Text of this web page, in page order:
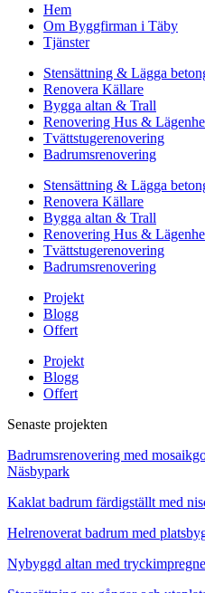
Hem
Om Byggfirman i Täby
Tjänster
Stensättning & Lägga
Renovera Källare
Bygga altan & Trall
Renovering Hus &
Tvättstugerenovering
Badrumsrenovering
Stensättning & Lägga
Renovera Källare
Bygga altan & Trall
Renovering Hus &
Tvättstugerenovering
Badrumsrenovering
Projekt
Blogg
Offert
Projekt
Blogg
Offert
Senaste projekten
Badrumsrenovering med
Näsbypark
Kaklat badrum färdigställt med
Helrenoverat badrum med
Nybyggd altan med